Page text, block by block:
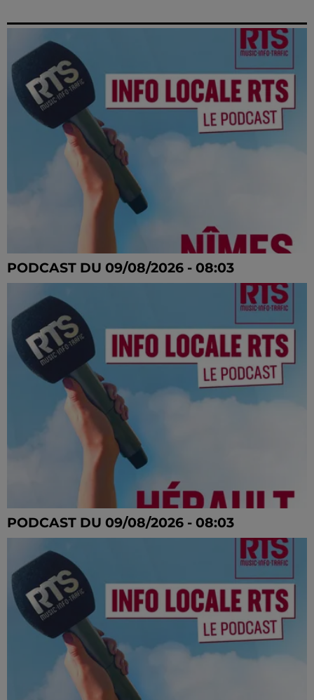
PODCAST DU 09/08/2026 - 08:03
PODCAST DU 09/08/2026 - 08:03